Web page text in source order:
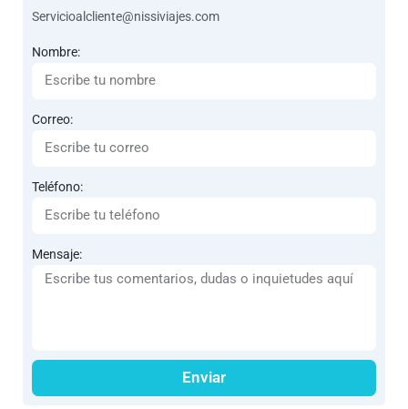
Servicioalcliente@nissiviajes.com
Nombre:
Correo:
Teléfono:
Mensaje:
Enviar